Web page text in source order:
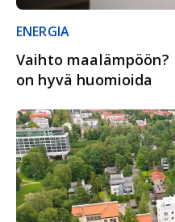
ENERGIA
Vaihto
on hyvä huomioida